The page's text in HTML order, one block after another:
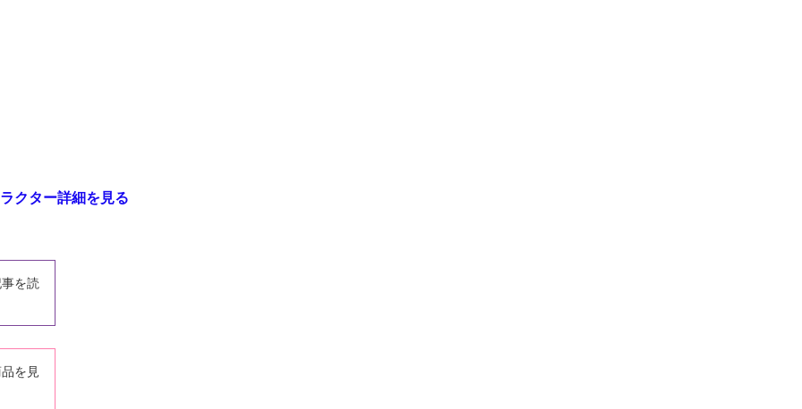
クター詳細を見る
を読
を見